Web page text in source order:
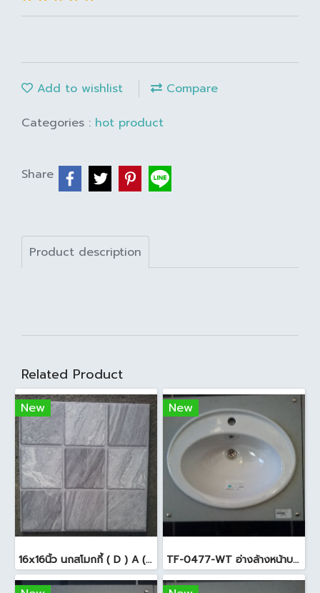
Add to wishlist
Compare
Categories : hot product
Share
Product description
Related Product
New
16x16นิ้ว นกสโมกกี้ ( D ) A (Pack6)
New
TF-0477-WT อ่างล้างหน้าบนเคาน์เตอร์ สีขาว